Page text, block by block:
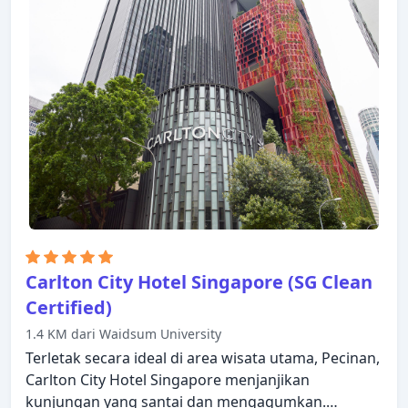
dilengkapi dengan televisi layar datar, rak pakaian,
kopi instan gratis, teh gratis, linen. Hibur diri Anda
dengan fasilitas rekreasi di properti, termasuk
pusat kebugaran, sauna, kolam renang luar
ruangan. Peninsula Excelsior Hotel adalah pilihan
yang sangat baik untuk menjelajahi Singapura atau
untuk sekadar bersantai dan menyegarkan diri.
Carlton City Hotel Singapore (SG Clean
Certified)
1.4 KM dari Waidsum University
Terletak secara ideal di area wisata utama, Pecinan,
Carlton City Hotel Singapore menjanjikan
kunjungan yang santai dan mengagumkan.